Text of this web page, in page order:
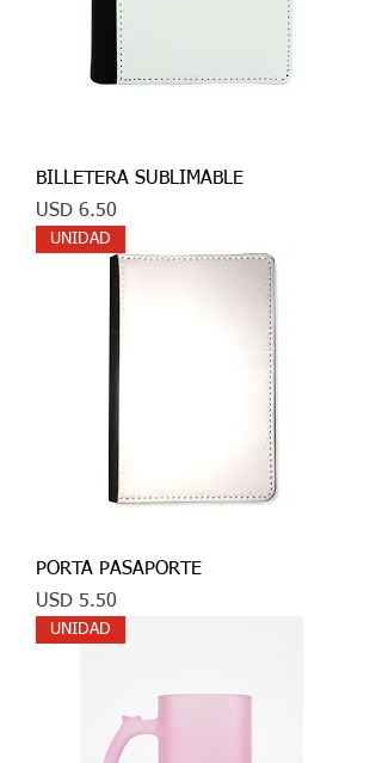
BILLETERA SUBLIMABLE
Precio
USD 6.50
UNIDAD
PORTA PASAPORTE
Precio
USD 5.50
UNIDAD